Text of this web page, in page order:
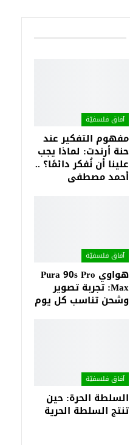
آفاق فلسفيّة‎
مفهوم التفكير عند
حنة أرندت: لماذا يجب
علينا أن نُفكر دائمًا؟ ..
أحمد مصطفى
آفاق فلسفيّة‎
هواوي Pura 90s Pro
Max: تجربة تصوير
وشحن تناسب كل يوم
آفاق فلسفيّة‎
السلطة الحرة: حين
تنتج السلطة الحرية